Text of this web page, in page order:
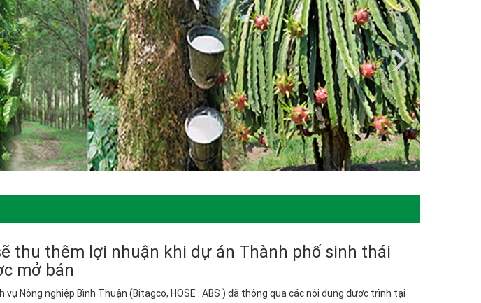
thu thêm lợi nhuận khi dự án Thành phố sinh thái
mở bán
Nông nghiệp Bình Thuận (Bitagco, HOSE : ABS ) đã thông qua các nội dung được trình tại